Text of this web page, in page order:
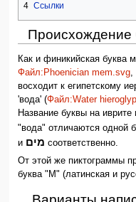
4 Ссылки
Происхождение
Как и финикийская буква
Файл:Phoenician mem.svg
восходит к египетскому
'вода' (Файл:Water
Название буквы на иврите
"вода" отличаются одной
и מים соответственно.
От этой же пиктограммы
буква "М" (латинская и